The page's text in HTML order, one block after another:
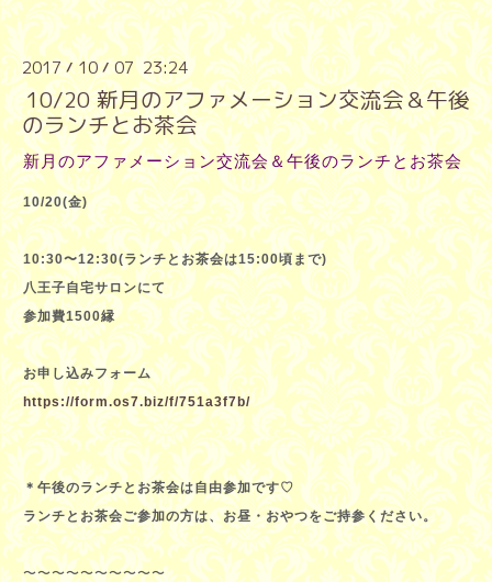
2017/10/07 23:24
10/20 新月のアファメーション交流会＆午後
のランチとお茶会
新月のアファメーション交流会＆午後のランチとお茶会
10/20(金)
10:30〜12:30(ランチとお茶会は15:00頃まで)
八王子自宅サロンにて
参加費1500縁
お申し込みフォーム
https://form.os7.biz/f/751a3f7b/
＊午後のランチとお茶会は自由参加です♡
ランチとお茶会ご参加の方は、お昼・おやつをご持参ください。
〜〜〜〜〜〜〜〜〜〜